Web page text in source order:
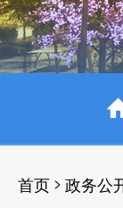
首页 > 政务公